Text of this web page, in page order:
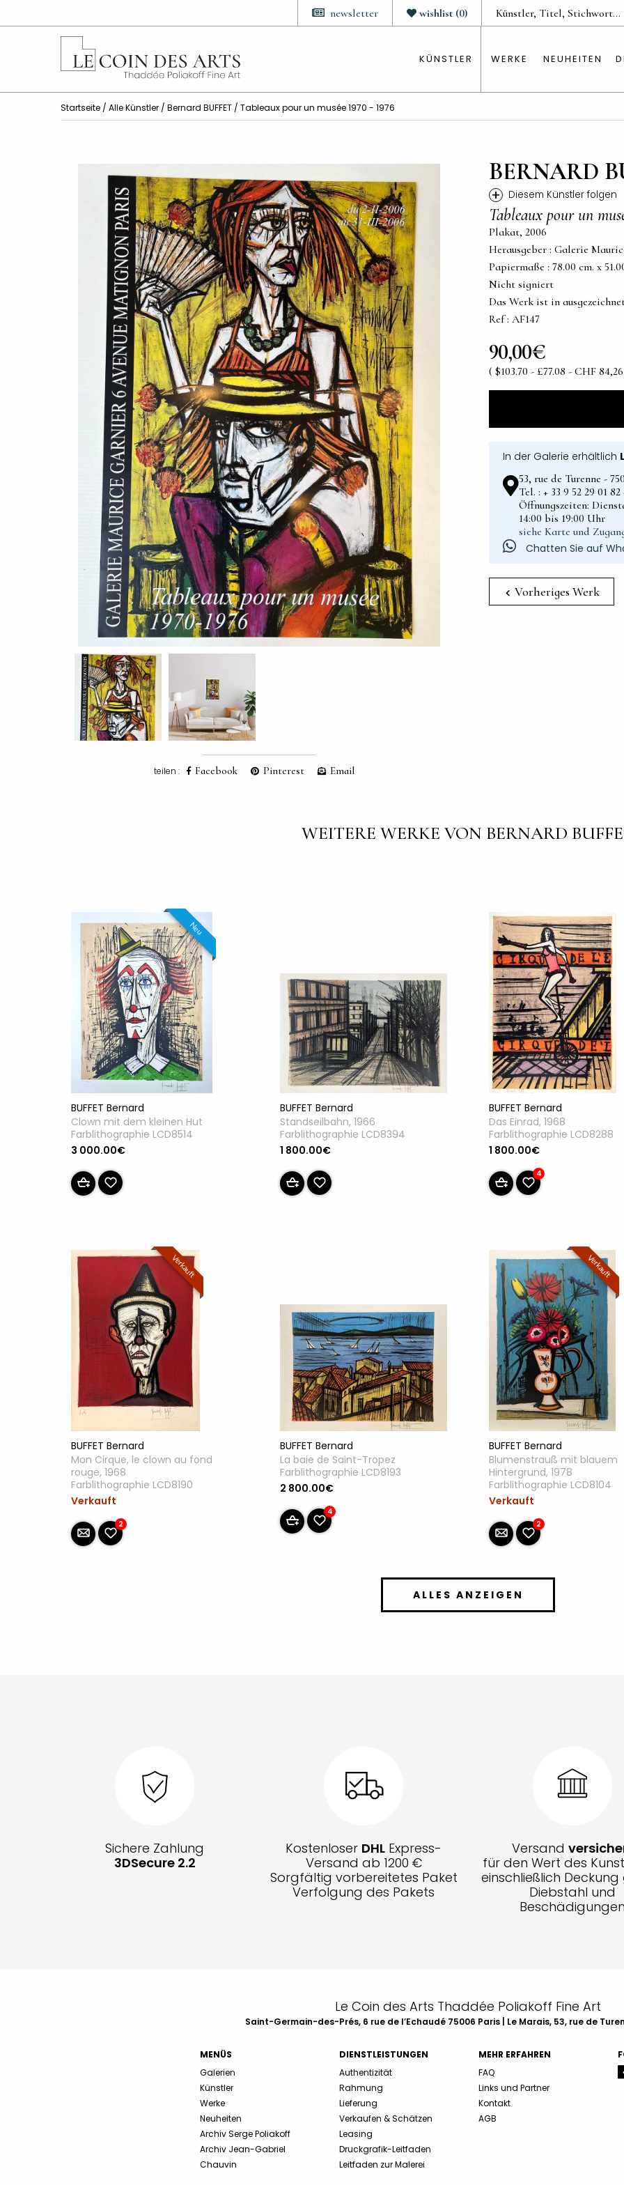
wishlist (0)
newsletter
KÜNSTLER WERKE NEUHEITEN
Startseite / Alle Künstler / Bernard BUFFET / Tableaux pour un musée 1970 - 1976
teilen : Facebook Pinterest Email
BERNARD
+ Diesem Künstler folgen
Tableaux pour un
Plakat, 2006
Herausgeber : Galerie
Papiermaße : 78.00 cm. x
Nicht signiert
Das Werk ist in
Ref : AF147
90,00€
( $103.70 - £77.08 - CHF
In der Galerie erhältlich
53, rue de Turenne -
Tel. : + 33 9 52 29 01
Öffnungszeiten:
14:00 bis 19:00 Uhr
siehe Karte und
Chatten Sie auf
Vorheriges Werk
WEITERE WERKE VON BERNARD
Neu
BUFFET Bernard
Clown mit dem kleinen Hut
Farblithographie LCD8514
3 000.00€
BUFFET Bernard
Standseilbahn, 1966
Farblithographie LCD8394
1 800.00€
BUFFET Bernard
Das Einrad, 1968
Farblithographie LCD8288
1 800.00€
4
Verkauft
BUFFET Bernard
Mon Cirque, le clown au fond
rouge, 1968
Farblithographie LCD8190
Verkauft
2
BUFFET Bernard
La baie de Saint-Tropez
Farblithographie LCD8193
2 800.00€
4
Verkauft
BUFFET Bernard
Blumenstrauß mit blauem
Hintergrund, 1978
Farblithographie LCD8104
Verkauft
2
ALLES ANZEIGEN
Sichere Zahlung
3DSecure 2.2
Kostenloser DHL Express-
Versand ab 1200 €
Sorgfältig vorbereitetes Paket
Verfolgung des Pakets
Versand
für den Wert des
einschließlich
Diebstahl und
Le Coin des Arts Thaddée Poliakoff Fine Art
Saint-Germain-des-Prés, 6 rue de l’Echaudé 75006 Paris | Le Marais, 53, rue de
MENÜS
Galerien
Künstler
Werke
Neuheiten
Archiv Serge Poliakoff
Archiv Jean-Gabriel
Chauvin
DIENSTLEISTUNGEN
Authentizität
Rahmung
Lieferung
Verkaufen & Schätzen
Leasing
Druckgrafik-Leitfaden
Leitfaden zur Malerei
MEHR ERFAHREN
FAQ
Links und Partner
Kontakt
AGB